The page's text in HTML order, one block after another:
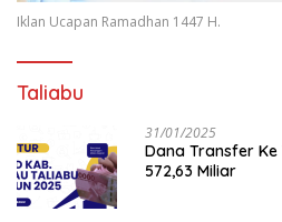
Iklan Ucapan Ramadhan 1447 H.
Taliabu
31/01/2025
Dana Transfer Ke
572,63 Miliar